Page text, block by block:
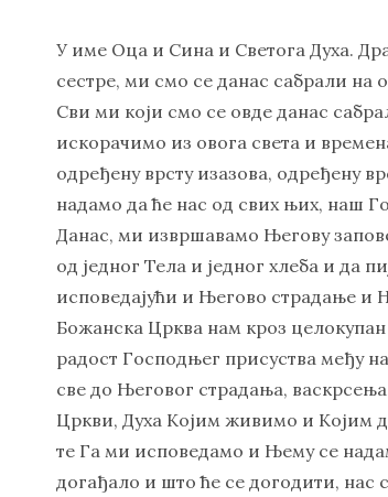
У име Оца и Сина и Светога Духа.
сестре, ми смо се данас сабрали на
Сви ми који смо се овде данас
искорачимо из овога света и
одређену врсту изазова, одређену
надамо да ће нас од свих њих, наш
Данас, ми извршавамо Његову
од једног Тела и једног хлеба и да
исповедајући и Његово страдање и
Божанска Црква нам кроз
радост Господњег присуства међу
све до Његовог страдања,
Цркви, Духа Којим живимо и Којим
те Га ми исповедамо и Њему се
догађало и што ће се догодити, нас